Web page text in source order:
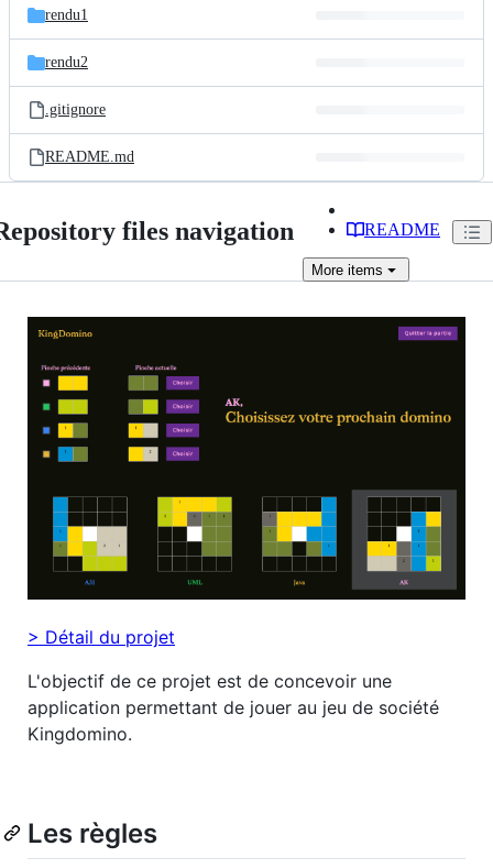
rendu1
rendu2
.gitignore
README.md
files navigation README
More items
> Détail du projet
L'objectif de ce projet est de concevoir une
application permettant de jouer au jeu de société
Kingdomino.
Les règles